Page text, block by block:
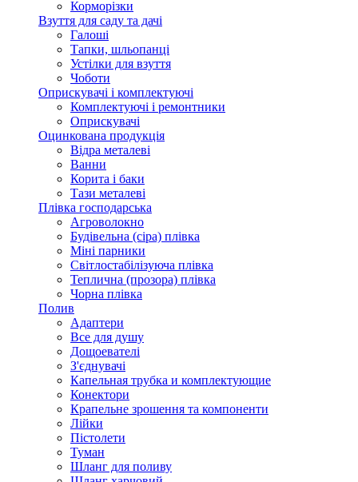
Корморізки
Взуття для саду та дачі
Галоші
Тапки, шльопанці
Устілки для взуття
Чоботи
Оприскувачі і комплектуючі
Комплектуючі і ремонтники
Оприскувачі
Оцинкована продукція
Відра металеві
Ванни
Корита і баки
Тази металеві
Плівка господарська
Агроволокно
Будівельна (сіра) плівка
Міні парники
Світлостабілізуюча плівка
Теплична (прозора) плівка
Чорна плівка
Полив
Адаптери
Все для душу
Дощоевателі
З'єднувачі
Капельная трубка и комплектующие
Конектори
Крапельне зрошення та компоненти
Лійки
Пістолети
Туман
Шланг для поливу